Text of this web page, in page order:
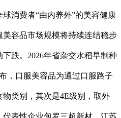
消费者“由内养外”的美容健康
容品市场规模将持续连结稳步
下跌。2026年省杂交水稻早制种
，口服美容品为通过口服路子
类别，其次是4E级别，取外